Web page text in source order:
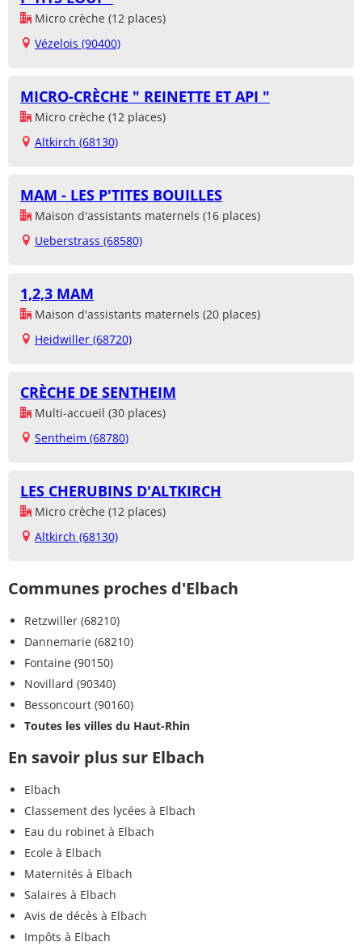
Micro crèche (12 places)
Vézelois (90400)
MICRO-CRÈCHE " REINETTE ET API "
Micro crèche (12 places)
Altkirch (68130)
MAM - LES P'TITES BOUILLES
Maison d'assistants maternels (16 places)
Ueberstrass (68580)
1,2,3 MAM
Maison d'assistants maternels (20 places)
Heidwiller (68720)
CRÈCHE DE SENTHEIM
Multi-accueil (30 places)
Sentheim (68780)
LES CHERUBINS D'ALTKIRCH
Micro crèche (12 places)
Altkirch (68130)
Communes proches d'Elbach
Retzwiller (68210)
Dannemarie (68210)
Fontaine (90150)
Novillard (90340)
Bessoncourt (90160)
Toutes les villes du Haut-Rhin
En savoir plus sur Elbach
Elbach
Classement des lycées à Elbach
Eau du robinet à Elbach
Ecole à Elbach
Maternités à Elbach
Salaires à Elbach
Avis de décès à Elbach
Impôts à Elbach